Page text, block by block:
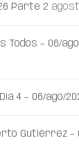
Parte 2
Todos – 06/
4 – 06/ago/
Gutiérrez –